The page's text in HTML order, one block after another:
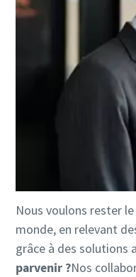
Nous voulons rester
monde, en relevant
grâce à des solutions
parvenir ?Nos